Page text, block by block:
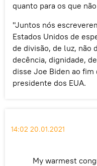
quanto para os que
"Juntos nós
Estados Unidos de
de divisão, de luz, não
decência, dignidade,
disse Joe Biden ao
presidente dos EUA.
14:02 20.01.2021
My warmest